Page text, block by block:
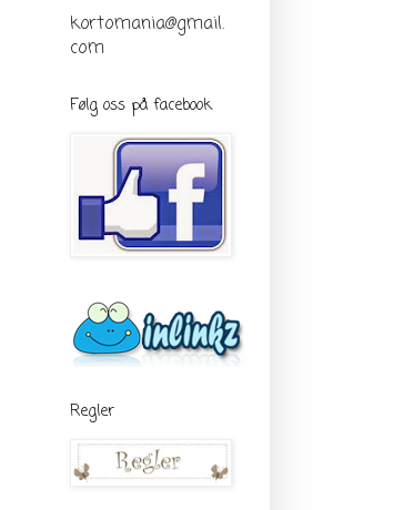
kortomania@gmail.
com
Følg oss på facebook
Regler